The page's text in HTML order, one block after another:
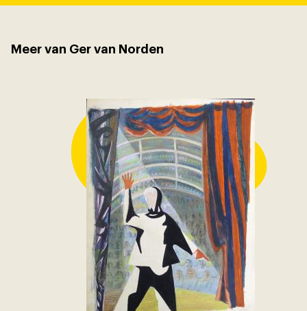
Meer van Ger van Norden